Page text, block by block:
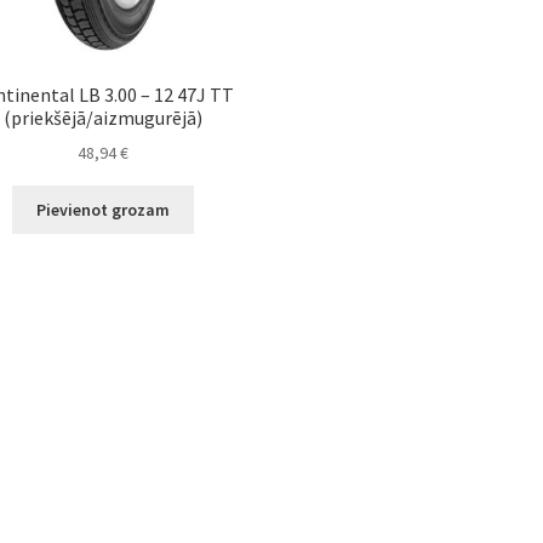
LB 3.00 – 12 47J TT
(priekšējā/aizmugurējā)
48,94€
Pievienot grozam